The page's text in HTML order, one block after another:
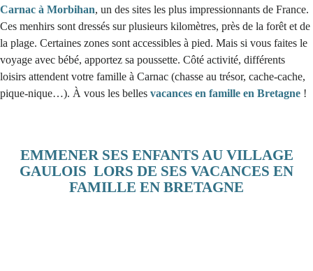
Carnac à Morbihan, un des sites les plus impressionnants de France.
Ces menhirs sont dressés sur plusieurs kilomètres, près de la forêt et de
la plage. Certaines zones sont accessibles à pied. Mais si vous faites le
voyage avec bébé, apportez sa poussette. Côté activité, différents
loisirs attendent votre famille à Carnac (chasse au trésor, cache-cache,
pique-nique…). À vous les belles vacances en famille en Bretagne !
EMMENER SES ENFANTS AU VILLAGE
GAULOIS LORS DE SES VACANCES EN
FAMILLE EN BRETAGNE